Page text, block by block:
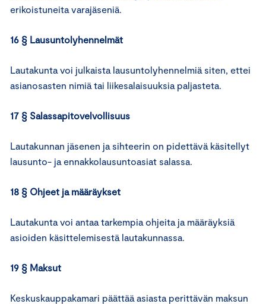
erikoistuneita varajäseniä.
16 § Lausuntolyhennelmät
Lautakunta voi julkaista lausuntolyhennelmiä siten, ettei
asianosasten nimiä tai liikesalaisuuksia paljasteta.
17 § Salassapitovelvollisuus
Lautakunnan jäsenen ja sihteerin on pidettävä käsitellyt
lausunto- ja ennakkolausuntoasiat salassa.
18 § Ohjeet ja määräykset
Lautakunta voi antaa tarkempia ohjeita ja määräyksiä
asioiden käsittelemisestä lautakunnassa.
19 § Maksut
Keskuskauppakamari päättää asiasta perittävän maksun